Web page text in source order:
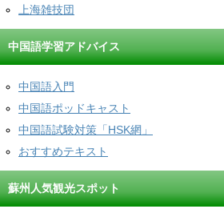
上海雑技団
中国語学習アドバイス
中国語入門
中国語ポッドキャスト
中国語試験対策「HSK網」
おすすめテキスト
蘇州人気観光スポット